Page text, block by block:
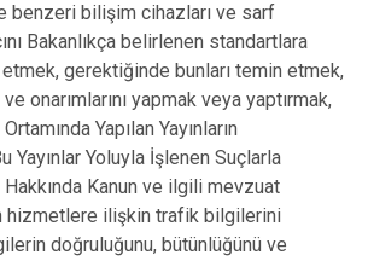
benzeri bilişim cihazları ve sarf
Bakanlıkça belirlenen standartlara
gerektiğinde bunları temin etmek,
ve onarımlarını yapmak veya yaptırmak,
Yapılan Yayınların
Yayınlar Yoluyla İşlenen Suçlarla
Kanun ve ilgili mevzuat
hizmetlere ilişkin trafik bilgilerini
doğruluğunu, bütünlüğünü ve